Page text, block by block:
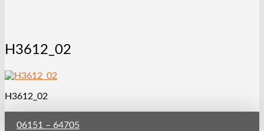
H3612_02
H3612_02
06151 – 64705